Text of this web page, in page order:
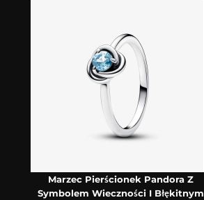
Marzec Pierścionek Pandora Z
Symbolem Wieczności I Błękitnym